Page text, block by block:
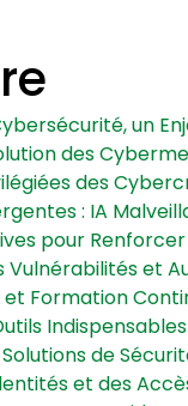
un
des
des
: IA
pour
Vulnérabilités et
et Formation
Solutions de
et des